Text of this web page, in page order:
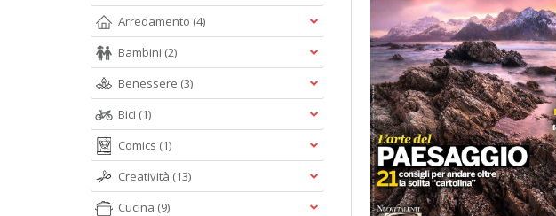
Arredamento (4)
Bambini (2)
Benessere (3)
Bici (1)
Comics (1)
Creatività (13)
Cucina (9)